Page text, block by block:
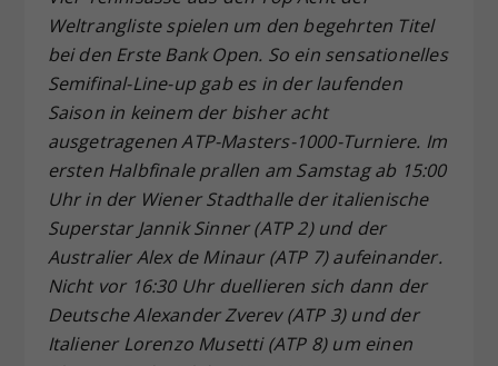
Weltrangliste spielen um den begehrten Titel
bei den Erste Bank Open. So ein sensationelles
Semifinal-Line-up gab es in der laufenden
Saison in keinem der bisher acht
ausgetragenen ATP-Masters-1000-Turniere. Im
ersten Halbfinale prallen am Samstag ab 15:00
Uhr in der Wiener Stadthalle der italienische
Superstar Jannik Sinner (ATP 2) und der
Australier Alex de Minaur (ATP 7) aufeinander.
Nicht vor 16:30 Uhr duellieren sich dann der
Deutsche Alexander Zverev (ATP 3) und der
Italiener Lorenzo Musetti (ATP 8) um einen
Dieser Wert speichert Ihre Consent-
Einstellungen. Unter anderem eine
zufällig generierte ID, für die
historische Speicherung Ihrer
vorgenommen Einstellungen, falls der
Webseiten-Betreiber dies eingestellt
hat.